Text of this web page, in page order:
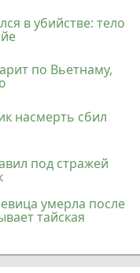
в убийстве: тело
по Вьетнаму,
насмерть сбил
под стражей
умерла после
тайская